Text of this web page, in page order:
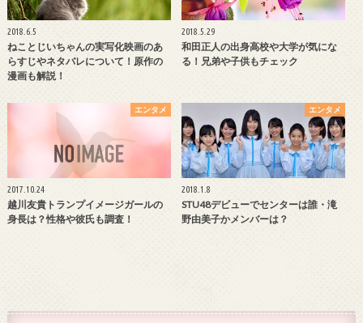
2018.6.5
ねことじいちゃんの実写化映画のあ
らすじやネタバレについて！原作の
漫画も解説！
2018.5.29
和田正人の出身高校や大学が気にな
る！兄弟や子供もチェック
エンタメ
2017.10.24
越川友貴トランプイメージガールの
身長は？性格や彼氏も調査！
エンタメ
2018.1.8
STU48デビューでセンターは誰・滝
野由美子かメンバーは？